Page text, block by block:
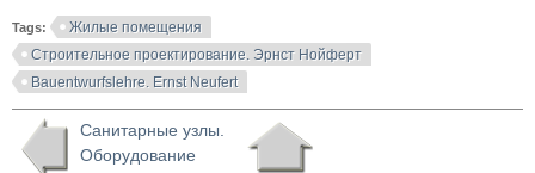
Tags:
Жилые помещения
Строительное проектирование. Эрнст Нойферт
Bauentwurfslehre. Ernst Neufert
Санитарные узлы.
Оборудование